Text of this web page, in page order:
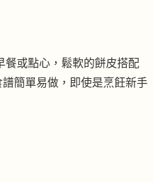
餐或點心，鬆軟的餅皮搭配
簡單易做，即使是烹飪新手